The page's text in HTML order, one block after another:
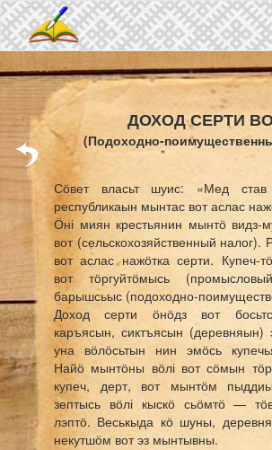
Skip to main content
ДОХОД СЕРТИ
(Подоходно-
Сӧвет власьт шуис: «Мед
республикаын мынтас вот аслас
Ӧні миян крестьянин мынтӧ видз-
вот (сельскохозяйственный налог).
вот аслас нажӧтка серти. Купеч-
вот тӧргуйтӧмысь (
барышсьыс (подоходно-
Доход серти ӧнӧдз вот
каръясын, сиктъясын (деревняын)
уна вӧлӧсьтын нин эмӧсь
Найӧ мынтӧны вӧлі вот сӧмын
купеч, дерт, вот мынтӧм
зептысь вӧлі кыскӧ сьӧмтӧ —
лэптӧ. Веськыда кӧ шуны,
некутшӧм вот эз мынтывны.